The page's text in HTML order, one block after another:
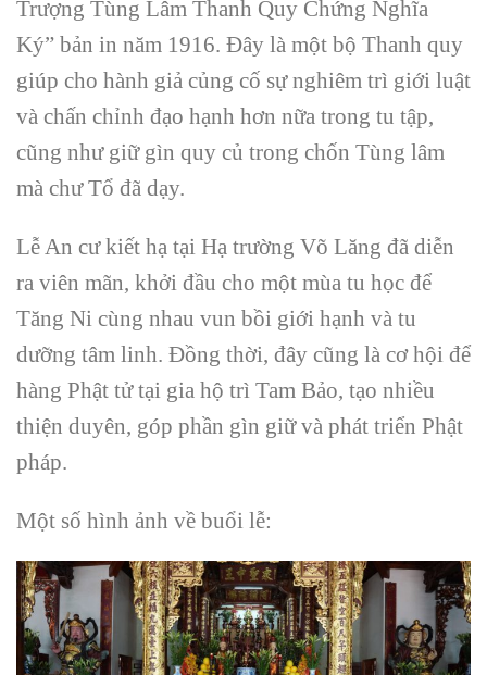
Trượng Tùng Lâm Thanh Quy Chứng Nghĩa
Ký” bản in năm 1916. Đây là một bộ Thanh quy
giúp cho hành giả củng cố sự nghiêm trì giới luật
và chấn chỉnh đạo hạnh hơn nữa trong tu tập,
cũng như giữ gìn quy củ trong chốn Tùng lâm
mà chư Tổ đã dạy.
Lễ An cư kiết hạ tại Hạ trường Võ Lăng đã diễn
ra viên mãn, khởi đầu cho một mùa tu học để
Tăng Ni cùng nhau vun bồi giới hạnh và tu
dưỡng tâm linh. Đồng thời, đây cũng là cơ hội để
hàng Phật tử tại gia hộ trì Tam Bảo, tạo nhiều
thiện duyên, góp phần gìn giữ và phát triển Phật
pháp.
Một số hình ảnh về buổi lễ: